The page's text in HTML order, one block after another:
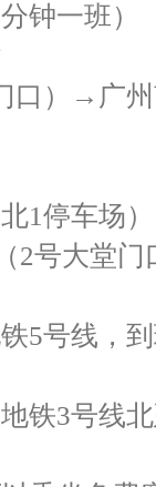
钟一班）
口）→广
1停车场
号大堂门
5号线，
铁3号线